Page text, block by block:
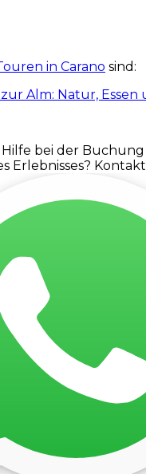
in Carano sind:
Alm: Natur, Essen
bei der
Erlebnisses?